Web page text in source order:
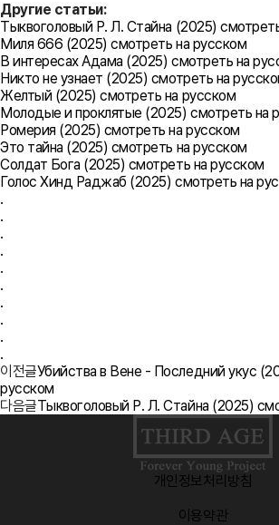
Другие статьи:
Тыквоголовый Р. Л. Стайна (2025)
Миля 666 (2025) смотреть на русском
В интересах Адама (2025) смотреть на
Никто не узнает (2025) смотреть на
Желтый (2025) смотреть на русском
Молодые и проклятые (2025) смотреть на
Ромерия (2025) смотреть на русском
Это тайна (2025) смотреть на русском
Солдат Бога (2025) смотреть на русском
Голос Хинд Раджаб (2025) смотреть на
.
.
.
.
.
.
.
.
.
.
이전글Убийства в Вене - Последний укус
русском
다음글Тыквоголовый Р. Л. Стайна (2025)
개인정보처리방침
이용약관